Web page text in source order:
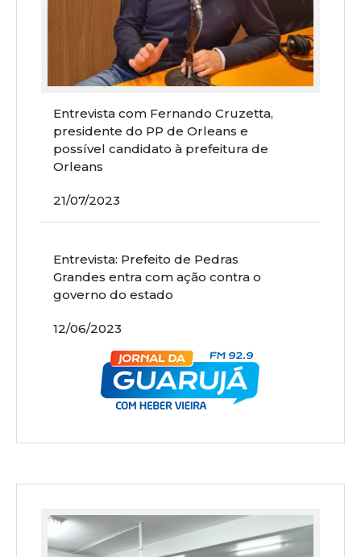
Entrevista com Fernando Cruzetta,
presidente do PP de Orleans e
possível candidato à prefeitura de
Orleans
21/07/2023
Entrevista: Prefeito de Pedras
Grandes entra com ação contra o
governo do estado
12/06/2023